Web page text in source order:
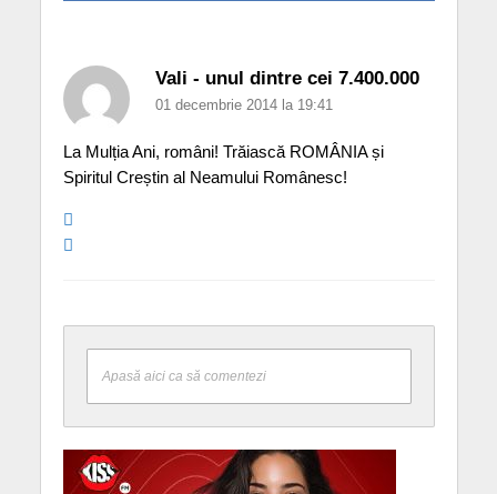
Vali - unul dintre cei 7.400.000
01 decembrie 2014 la 19:41
La Mulția Ani, români! Trăiască ROMÂNIA și
Spiritul Creștin al Neamului Românesc!
Apasă aici ca să comentezi